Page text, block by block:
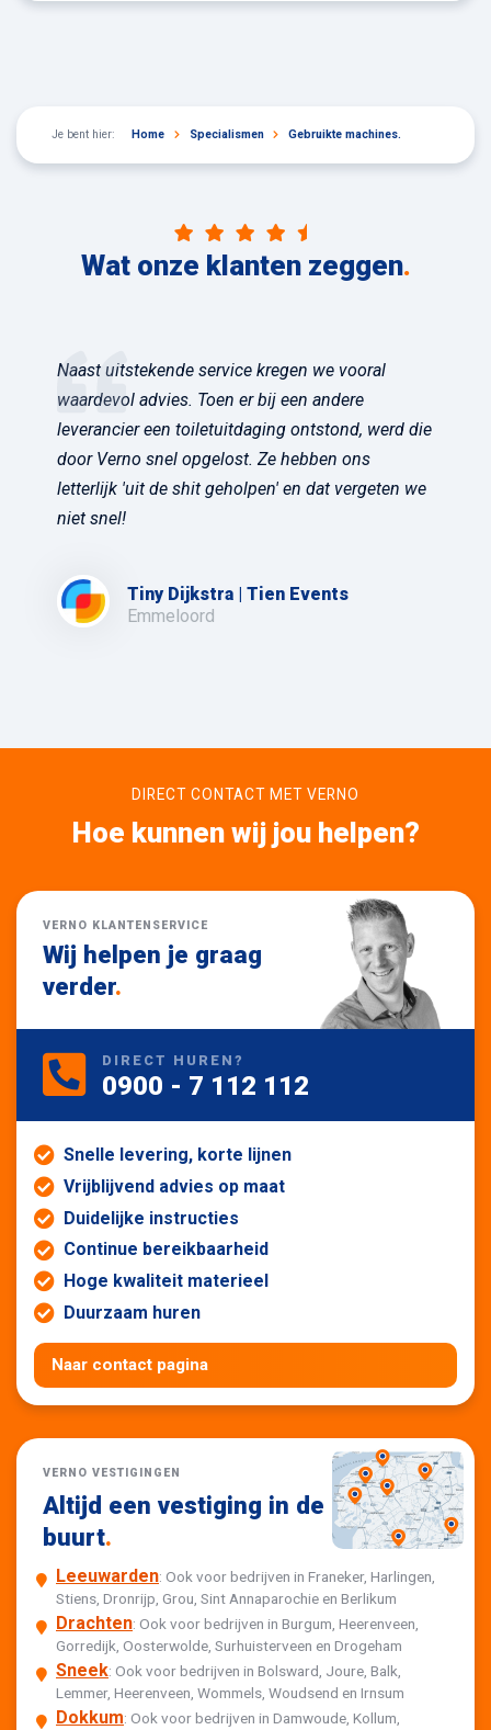
Je bent hier: Home Specialismen Gebruikte machines.
Wat onze klanten zeggen.
Naast uitstekende service kregen we vooral
waardevol advies. Toen er bij een andere
leverancier een toiletuitdaging ontstond, werd die
door Verno snel opgelost. Ze hebben ons
letterlijk 'uit de shit geholpen' en dat vergeten we
niet snel!
Tiny Dijkstra | Tien Events
Emmeloord
DIRECT CONTACT MET VERNO
Hoe kunnen wij jou helpen?
VERNO KLANTENSERVICE
Wij helpen je graag
verder.
DIRECT HUREN?
0900 - 7 112 112
Snelle levering, korte lijnen
Vrijblijvend advies op maat
Duidelijke instructies
Continue bereikbaarheid
Hoge kwaliteit materieel
Duurzaam huren
Naar contact pagina
VERNO VESTIGINGEN
Altijd een vestiging in de
buurt.
Leeuwarden: Ook voor bedrijven in Franeker, Harlingen,
Stiens, Dronrijp, Grou, Sint Annaparochie en Berlikum
Drachten: Ook voor bedrijven in Burgum, Heerenveen,
Gorredijk, Oosterwolde, Surhuisterveen en Drogeham
Sneek: Ook voor bedrijven in Bolsward, Joure, Balk,
Lemmer, Heerenveen, Wommels, Woudsend en Irnsum
Dokkum: Ook voor bedrijven in Damwoude, Kollum,